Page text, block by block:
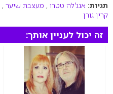
תגיות: אנג'לה טטרו , מעצבת שיער ,
קרין גורן
זה יכול לעניין אותך: